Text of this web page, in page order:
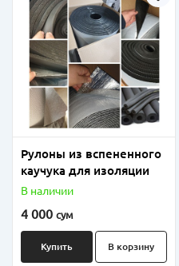
Рулоны из вспененного
каучука для изоляции
В наличии
4 000 сум
Купить В корзину